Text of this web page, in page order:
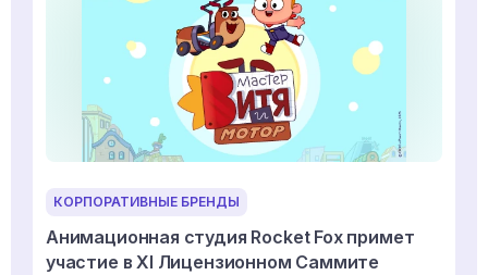
КОРПОРАТИВНЫЕ БРЕНДЫ
Анимационная студия Rocket Fox примет
участие в XI Лицензионном Саммите